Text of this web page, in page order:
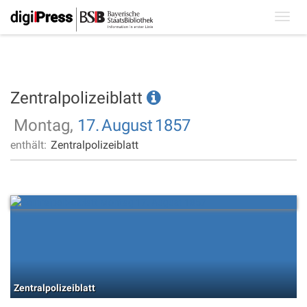
Zentralpolizeiblatt
Montag, 17.August 1857
enthält: Zentralpolizeiblatt
Zentralpolizeiblatt